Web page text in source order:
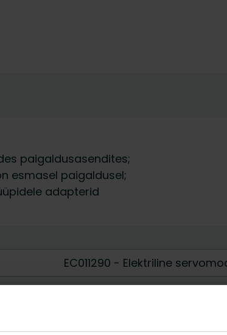
paigaldusasendites;
esmasel paigaldusel;
adapterid
EC011290 - Elektriline
Jah